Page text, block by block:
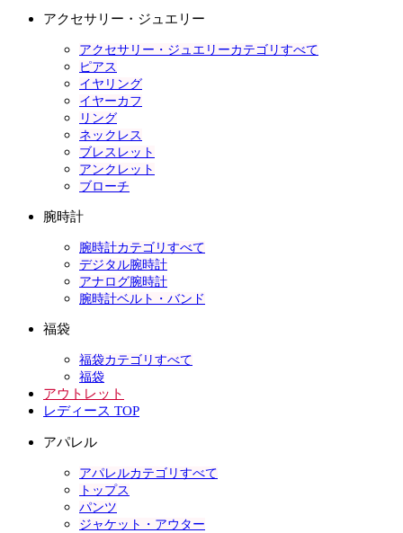
アクセサリー・ジュエリー
アクセサリー・ジュエリーカテゴリすべて
ピアス
イヤリング
イヤーカフ
リング
ネックレス
ブレスレット
アンクレット
ブローチ
腕時計
腕時計カテゴリすべて
デジタル腕時計
アナログ腕時計
腕時計ベルト・バンド
福袋
福袋カテゴリすべて
福袋
アウトレット
レディース TOP
アパレル
アパレルカテゴリすべて
トップス
パンツ
ジャケット・アウター